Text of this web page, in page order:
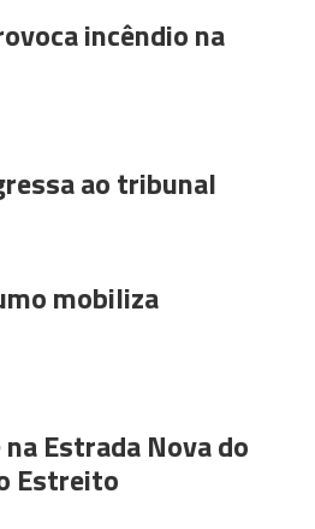
incêndio na
ao tribunal
mobiliza
Estrada Nova do
Estreito